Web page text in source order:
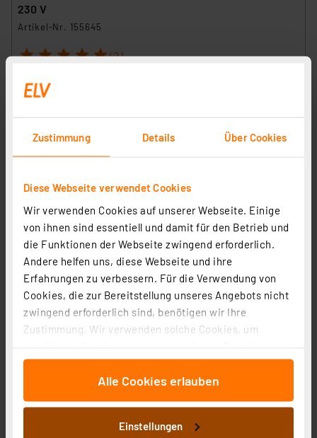
Zustimmung Details Über Cookies
Diese Webseite verwendet Cookies
Wir verwenden Cookies auf unserer Webseite. Einige
von ihnen sind essentiell und damit für den Betrieb und
die Funktionen der Webseite zwingend erforderlich.
Andere helfen uns, diese Webseite und ihre
Erfahrungen zu verbessern. Für die Verwendung von
Cookies, die zur Bereitstellung unseres Angebots nicht
zwingend erforderlich sind, benötigen wir Ihre
Zustimmung. Wir verwenden solche Cookies, um
für soziale Medien anbieten zu können und die Zugriffe
auf unsere Website zu analysieren. Außerdem geben
wir Informationen zu Ihrer Verwendung unserer Website
an unsere Partner für soziale Medien, Werbung und
Analysen weiter. Unsere Partner führen diese
Alle Cookies erlauben
Einstellungen
230 V
Artikel-Nr. 155645
1 2 3 4 5 (2)
Artikel-Nr. 155592